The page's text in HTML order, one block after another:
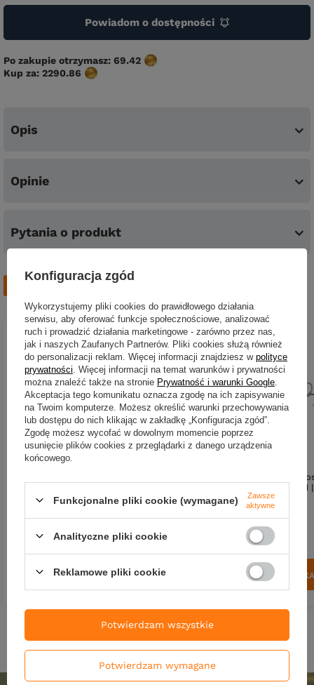
Powiadom o dostępności
Po zakupie otrzymasz: 69.42
Kup za: 2290.86
Opis
Opinie
Pytania o produkt
Zobacz również
49,90 zł
Kup za: 1646.7pktpunktów
DO KOSZYKA
NOWOŚĆ
Wobler Shimano Yasei
Crank S 6 cm | Orange Gold |
tonący
50,00 zł
Kup za: 1650pkt punktów
Ilość produktów
DO
Konfiguracja zgód
Wykorzystujemy pliki cookies do prawidłowego działania
serwisu, aby oferować funkcje społecznościowe, analizować
ruch i prowadzić działania marketingowe - zarówno przez nas,
jak i naszych Zaufanych Partnerów. Pliki cookies służą również
do personalizacji reklam. Więcej informacji znajdziesz w polityce
prywatności . Więcej informacji na temat warunków i prywatności
można znaleźć także na stronie Prywatność i warunki Google
Akceptacja tego komunikatu oznacza zgodę na ich zapisywanie
na Twoim komputerze. Możesz określić warunki przechowywania
lub dostępu do nich klikając w zakładkę „Konfiguracja zgód”.
Zgodę możesz wycofać w dowolnym momencie poprzez
usunięcie plików cookies z przeglądarki z danego urządzenia
końcowego.
Funkcjonalne pliki cookie (wymagane)
Zawsze
aktywne
Analityczne pliki cookie
Reklamowe pliki cookie
Potwierdzam wymagane
Potwierdzam wszystkie